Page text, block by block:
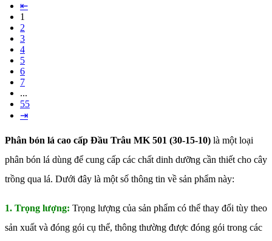
⇤
1
2
3
4
5
6
7
...
55
⇥
Phân bón lá cao cấp Đầu Trâu MK 501 (30-15-10) là một loại
phân bón lá dùng để cung cấp các chất dinh dưỡng cần thiết cho cây
trồng qua lá. Dưới đây là một số thông tin về sản phẩm này:
1. Trọng lượng: Trọng lượng của sản phẩm có thể thay đổi tùy theo
sản xuất và đóng gói cụ thể, thông thường được đóng gói trong các